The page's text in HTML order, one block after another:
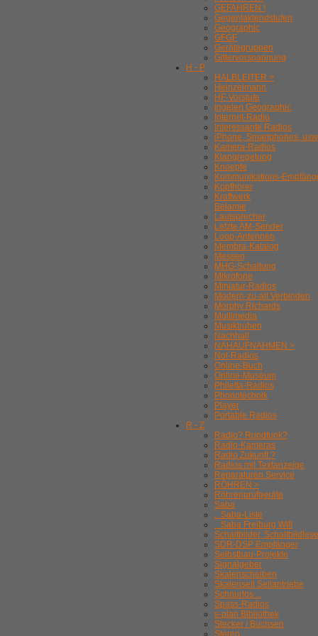
GEFAHREN !
Gegentaktendstufen
Geographic
GFGF
Gerätegruppen
Gittervorspannung
H - P
HALBLEITER >
Heinzelmann
HF-Vorstufe
Ingelen Geographic
Internet-Radio
Interessante Radios
iPhone, Smartphones,
Kamera-Radios
Klangregelung
Knoepfe
Kommunikations-
Kopfhörer
Kraftwerk
Belamie
Lautsprecher
Letzte AM-Sender
Loop-Antennen
Membra-Katalog
Messen
MHG-Schaltung
Mikrofone
Miniatur-Radios
Modern-zu-alt Verbinden
Morphy Richards
Multimedia
Musiktruhen
Nachhall
NAHAUFNAHMEN >
Not-Radios
Online-Buch
Online-Museum
Philetta-Radios
Phonotechnik
Player
Portable Radios
R - Z
Radio? Rundfunk?
Radio-Kameras
Radio Zukunft ?
Radios mit Textanzeige
Reparaturen Service
RÖHREN >
Röhrenprüfgeräte
Saba
.. Saba-Liste
.. Saba Freiburg WIII
Schaltbilder,
SDR-DSP Empfänger
Selbstbau-Projekte
Signalgeber
Skalenscheiben
Skalenseil Seilantriebe
Schnurlos ...
Spass-Radios
s-plan Bibliothek
Stecker / Buchsen
Stereo